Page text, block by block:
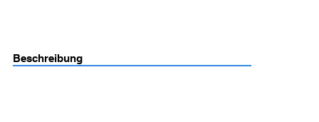
Beschreibung